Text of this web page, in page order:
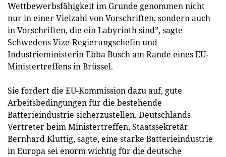
Wettbewerbsfähigkeit im Grunde genommen nicht
nur in einer Vielzahl von Vorschriften, sondern auch
in Vorschriften, die ein Labyrinth sind”, sagte
Schwedens Vize-Regierungschefin und
Industrieministerin Ebba Busch am Rande eines EU-
Ministertreffens in Brüssel.
Sie fordert die EU-Kommission dazu auf, gute
Arbeitsbedingungen für die bestehende
Batterieindustrie sicherzustellen. Deutschlands
Vertreter beim Ministertreffen, Staatssekretär
Bernhard Kluttig, sagte, eine starke Batterieindustrie
in Europa sei enorm wichtig für die deutsche